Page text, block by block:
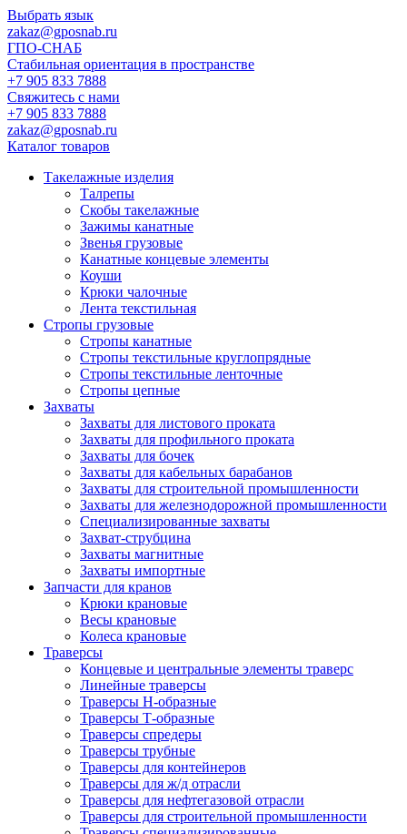
Выбрать язык
zakaz@gposnab.ru
ГПО-СНАБ
Стабильная ориентация в пространстве
+7 905 833 7888
Свяжитесь с нами
+7 905 833 7888
zakaz@gposnab.ru
Каталог товаров
Такелажные изделия
Талрепы
Скобы такелажные
Зажимы канатные
Звенья грузовые
Канатные концевые элементы
Коуши
Крюки чалочные
Лента текстильная
Стропы грузовые
Стропы канатные
Стропы текстильные круглопрядные
Стропы текстильные ленточные
Стропы цепные
Захваты
Захваты для листового проката
Захваты для профильного проката
Захваты для бочек
Захваты для кабельных барабанов
Захваты для строительной промышленности
Захваты для железнодорожной промышленности
Специализированные захваты
Захват-струбцина
Захваты магнитные
Захваты импортные
Запчасти для кранов
Крюки крановые
Весы крановые
Колеса крановые
Траверсы
Концевые и центральные элементы траверс
Линейные траверсы
Траверсы Н-образные
Траверсы Т-образные
Траверсы спредеры
Траверсы трубные
Траверсы для контейнеров
Траверсы для ж/д отрасли
Траверсы для нефтегазовой отрасли
Траверсы для строительной промышленности